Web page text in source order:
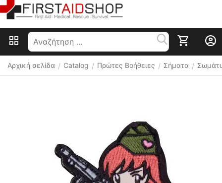
Αρχική σελίδα / Catalog / Πρώτες Βοήθειες / Σήματα /